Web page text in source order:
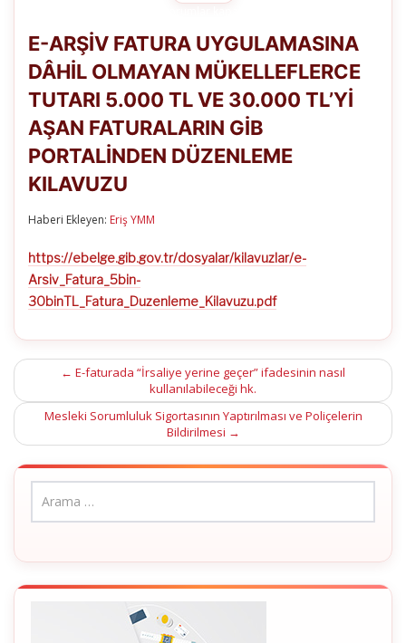
FATURA
UYGULAMASINA
DÂHİL
MÜKELLEFLERCE
TUTARI
5.000
TL
VE
PORTALİNDEN
için
E-ARŞİV FATURA UYGULAMASINA
DÂHİL OLMAYAN MÜKELLEFLERCE
TUTARI 5.000 TL VE 30.000 TL’Yİ
AŞAN FATURALARIN GİB
PORTALİNDEN DÜZENLEME
KILAVUZU
Haberi Ekleyen: Eriş YMM
https://ebelge.gib.gov.tr/dosyalar/kilavuzlar/e-
Arsiv_Fatura_5bin-
30binTL_Fatura_Duzenleme_Kilavuzu.pdf
Post
navigation
← E-faturada “İrsaliye yerine geçer” ifadesinin nasıl
kullanılabileceği hk.
Mesleki Sorumluluk Sigortasının Yaptırılması ve Poliçelerin
Bildirilmesi →